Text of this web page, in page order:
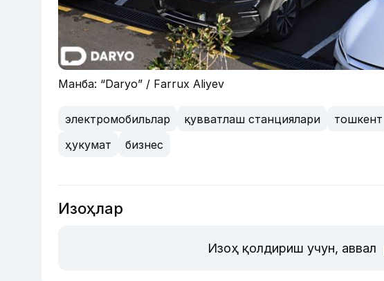
Манба: “Daryo” / Farrux Aliyev
электромобильлар қувватлаш станциялари тошкент
ҳукумат
бизнес
Изоҳлар
Изоҳ қолдириш учун, аввал